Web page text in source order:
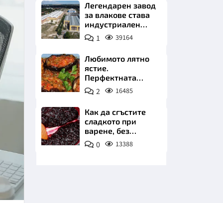
Легендарен завод
за влакове става
индустриален
лъв. Златни
инвестиции в
аристократичния
ни град
1 39164
Любимото лятно
ястие.
Перфектната
имамбаялдъ
2 16485
Как да сгъстите
сладкото при
варене, без
нишесте или
желатин
0 13388